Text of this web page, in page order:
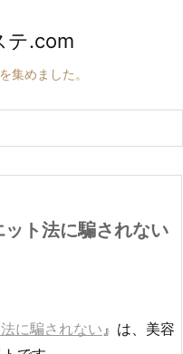
テ.com
集めました。
ット法に騙されない
に騙されない』は、美容